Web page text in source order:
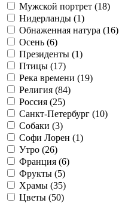
Мужской портрет (18)
Нидерланды (1)
Обнаженная натура (16)
Осень (6)
Президенты (1)
Птицы (17)
Река времени (19)
Религия (84)
Россия (25)
Санкт-Петербург (10)
Собаки (3)
Софи Лорен (1)
Утро (26)
Франция (6)
Фрукты (5)
Храмы (35)
Цветы (50)